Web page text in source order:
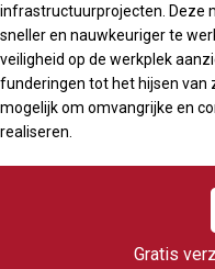
infrastructuurprojecten. Deze
sneller en nauwkeuriger te
veiligheid op de werkplek
funderingen tot het hijsen van
mogelijk om omvangrijke en
realiseren.
Gratis